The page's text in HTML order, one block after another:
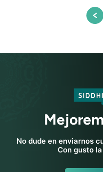
No dude en enviarnos
Con gusto